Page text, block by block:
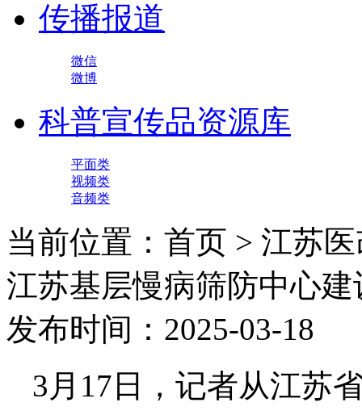
传播报道
微信
微博
科普宣传品资源库
平面类
视频类
音频类
当前位置：首页 > 江苏
江苏基层慢病筛防中心
发布时间：2025-03-18
3月17日，记者从江苏